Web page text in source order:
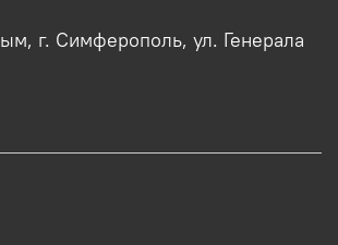
г. Симферополь, ул. Генерала